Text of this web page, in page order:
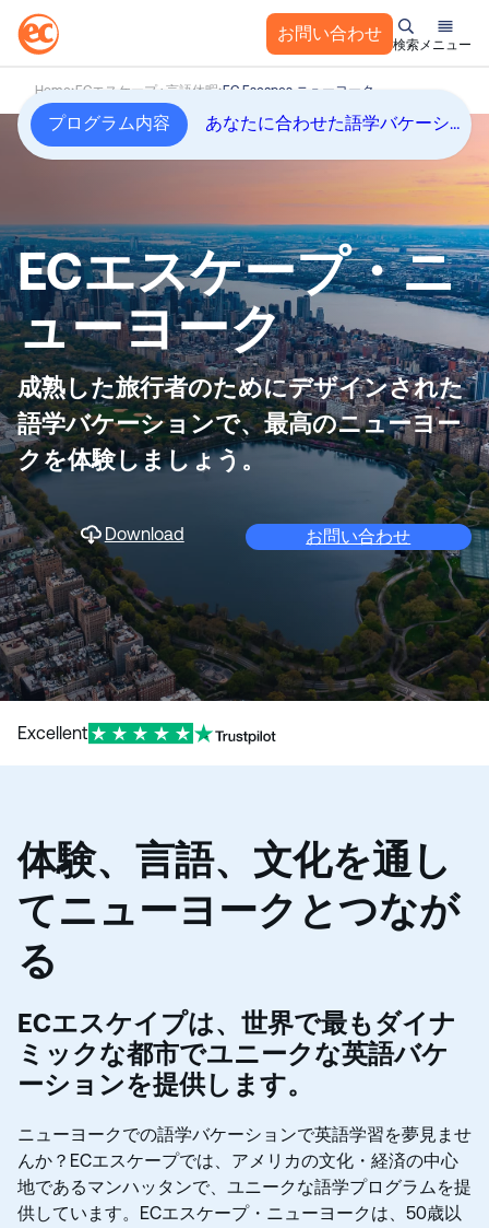
ス
キ
ッ
プ
お問い合わせ
検索メニュー
Home ECエスケープ : 言語休暇 EC Escapes ニューヨーク
ECエスケープ・ニ
ューヨーク
成熟した旅行者のためにデザインされた
語学バケーションで、最高のニューヨー
クを体験しましょう。
Download お問い合わせ
Excellent
体験、言語、文化を通し
てニューヨークとつなが
る
ECエスケイプは、世界で最もダイナ
ミックな都市でユニークな英語バケ
ーションを提供します。
ニューヨークでの語学バケーションで英語学習を夢見ませ
んか？ECエスケープでは、アメリカの文化・経済の中心
地であるマンハッタンで、ユニークな語学プログラムを提
供しています。ECエスケープ・ニューヨークは、50歳以
プログラム内容 あなたに合わせた語学バケーションプログラム